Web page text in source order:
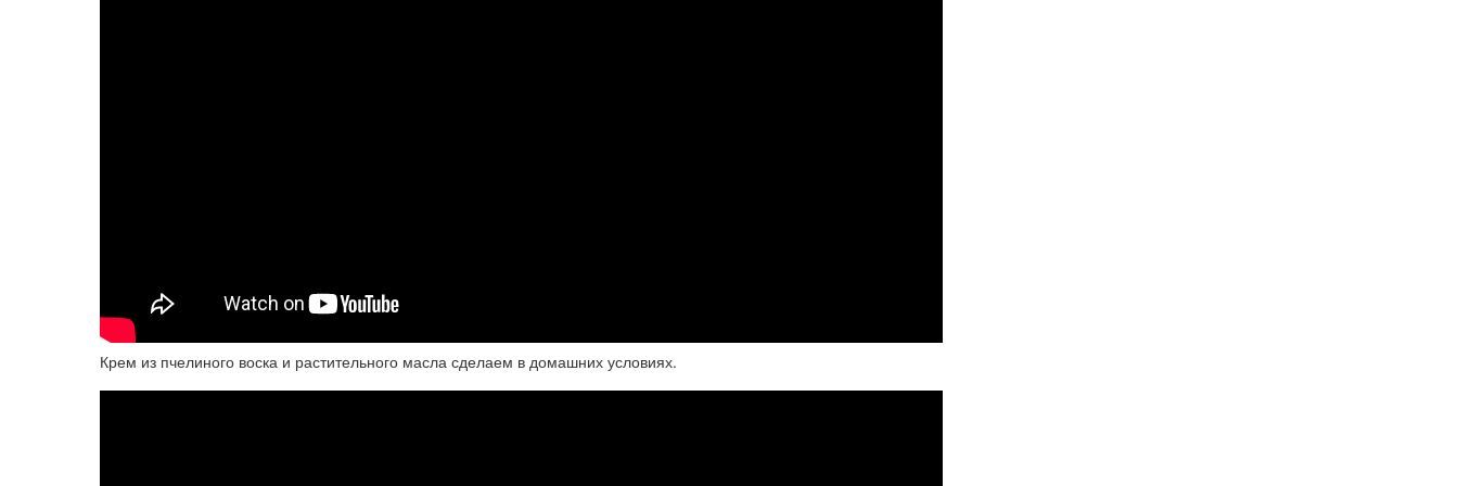
Крем из пчелиного воска и растительного масла сделаем в домашних условиях.